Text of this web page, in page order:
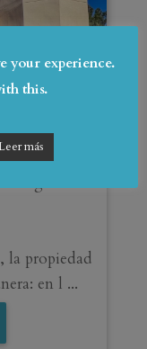
la propiedad
en l ...
your experience.
this.
más